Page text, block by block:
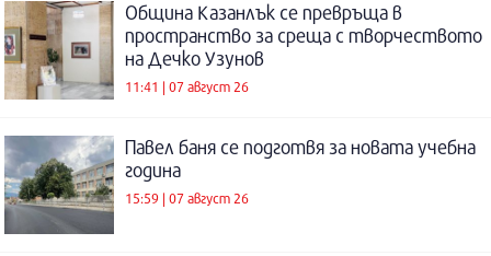
Община Казанлък се превръща в
пространство за среща с творчеството
на Дечко Узунов
11:41 | 07 август 26
Павел баня се подготвя за новата учебна
година
15:59 | 07 август 26